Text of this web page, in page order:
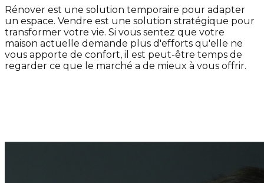
Rénover est une solution temporaire pour adapter
un espace. Vendre est une solution stratégique pour
transformer votre vie. Si vous sentez que votre
maison actuelle demande plus d'efforts qu'elle ne
vous apporte de confort, il est peut-être temps de
regarder ce que le marché a de mieux à vous offrir.